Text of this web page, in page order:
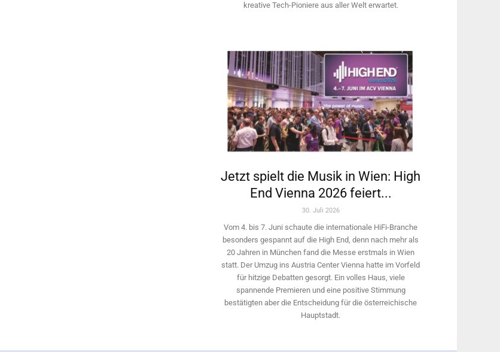
kreative Tech-Pioniere aus aller Welt erwartet.
Jetzt spielt die Musik in Wien: High
End Vienna 2026 feiert...
30. Juli 2026
Vom 4. bis 7. Juni schaute die internationale HiFi-Branche
besonders gespannt auf die High End, denn nach mehr als
20 Jahren in München fand die Messe erstmals in Wien
statt. Der Umzug ins Austria Center Vienna hatte im Vorfeld
für hitzige Debatten gesorgt. Ein volles Haus, viele
spannende Premieren und eine positive Stimmung
bestätigten aber die Entscheidung für die österreichische
Hauptstadt.